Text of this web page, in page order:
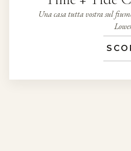
Una casa tutta vostra sul